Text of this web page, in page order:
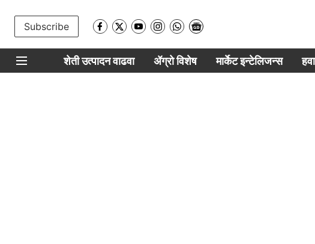
Subscribe
शेती उत्पादन वाढवा ॲग्रो विशेष मार्केट इन्टेलिजन्स